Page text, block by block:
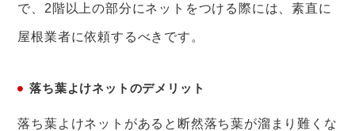
で、2階以上の部分にネットをつける際には、素直に
屋根業者に依頼するべきです。
落ち葉よけネットのデメリット
落ち葉よけネットがあると断然落ち葉が溜まり難くな